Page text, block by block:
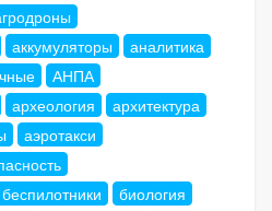
аккумуляторы
аналитика
АНПА
археология
архитектура
аэротакси
беспилотники
биология